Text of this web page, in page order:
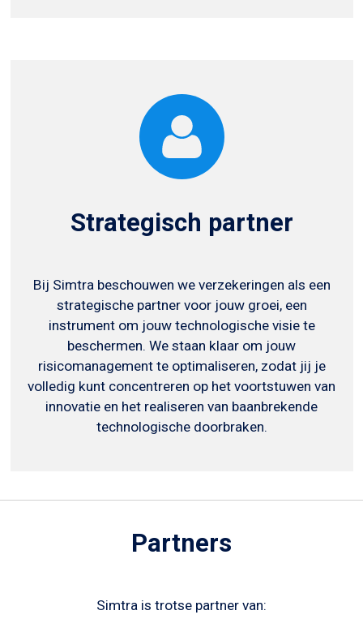
Strategisch partner
Bij Simtra beschouwen we verzekeringen als een
strategische partner voor jouw groei, een
instrument om jouw technologische visie te
beschermen. We staan klaar om jouw
risicomanagement te optimaliseren, zodat jij je
volledig kunt concentreren op het voortstuwen van
innovatie en het realiseren van baanbrekende
technologische doorbraken.
Partners
Simtra is trotse partner van: